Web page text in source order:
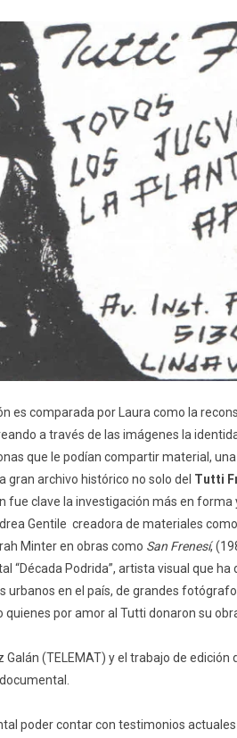
es comparada por Laura como la
a través de las imágenes la
que le podían compartir material,
gran archivo histórico no solo del Tutti
fue clave la investigación más en
Gentile creadora de materiales como
Minter en obras como San Frenesí,
“Década Podrida”, artista visual que
urbanos en el país, de grandes
por amor al Tutti donaron su
Galán (TELEMAT) y el trabajo de
poder contar con testimonios